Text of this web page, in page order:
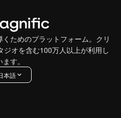
ためのプラットフォーム。クリ
オを含む100万人以上が利用し
す。
本語